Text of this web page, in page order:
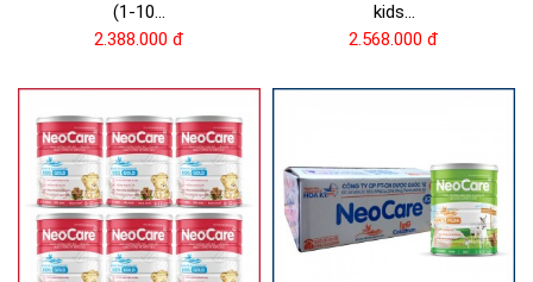
(1-10...
2.388.000 đ
kids...
2.568.000 đ